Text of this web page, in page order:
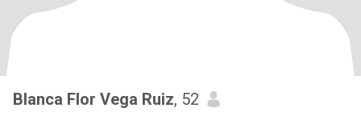
Blanca Flor Vega Ruiz, 52